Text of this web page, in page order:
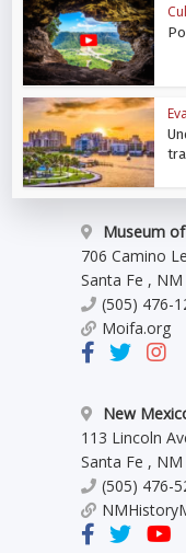
Museum
706 Camino
Santa Fe , NM
(505) 476-
Moifa.org
New
113 Lincoln
Santa Fe , NM
(505) 476-